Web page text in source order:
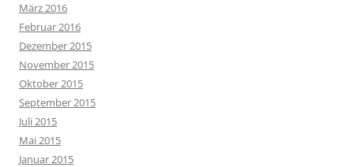
März 2016
Februar 2016
Dezember 2015
November 2015
Oktober 2015
September 2015
Juli 2015
Mai 2015
Januar 2015